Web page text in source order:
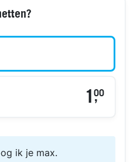
1 ,
00
ik je max.